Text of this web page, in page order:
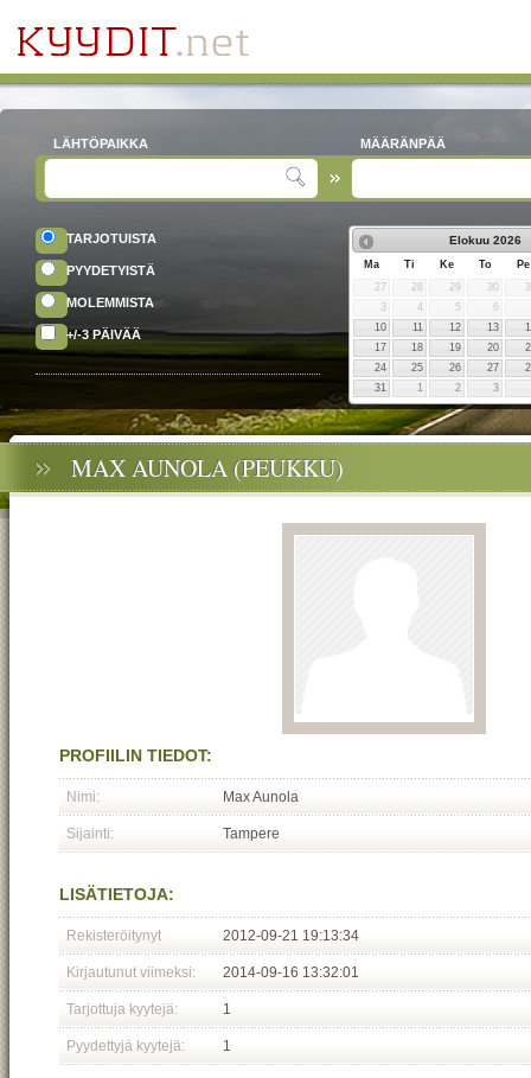
LÄHTÖPAIKKA MÄÄRÄNPÄÄ
TARJOTUISTA
PYYDETYISTÄ
MOLEMMISTA
+/-3 PÄIVÄÄ
Elokuu 2026
Ma Ti Ke To
Pe
27
28 29 30
3
4 5
6
10
11 12 13
17
18 19 20
24
25 26 27
31
1 2 3
MAX AUNOLA (PEUKKU)
PROFIILIN TIEDOT:
Nimi: Max Aunola
Sijainti: Tampere
LISÄTIETOJA:
Rekisteröitynyt 2012-09-21 19:13:34
Kirjautunut viimeksi: 2014-09-16 13:32:01
Tarjottuja kyytejä: 1
Pyydettyjä kyytejä: 1